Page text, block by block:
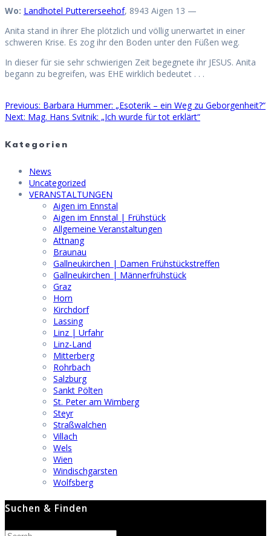
Wo: Landhotel Puttererseehof, 8943 Aigen 13 —
Anita stand in ihrer Ehe plötzlich und völlig unerwartet in einer
schweren Krise. Es zog ihr den Boden unter den Füßen weg.
In dieser für sie sehr schwierigen Zeit begegnete ihr JESUS. Anita
begann zu begreifen, was EHE wirklich bedeutet . . .
Beitragsnavigation
Previous: Previous
post:
Barbara Hummer: „Esoterik – ein Weg zu Geborgenheit?“
Next: Next
Mag. Hans Svitnik: „Ich wurde für tot erklärt“
Kategorien
News
Uncategorized
VERANSTALTUNGEN
Aigen im Ennstal
Aigen im Ennstal | Frühstück
Allgemeine Veranstaltungen
Attnang
Braunau
Gallneukirchen | Damen Frühstückstreffen
Gallneukirchen | Männerfrühstück
Graz
Horn
Kirchdorf
Lassing
Linz | Urfahr
Linz-Land
Mitterberg
Rohrbach
Salzburg
Sankt Pölten
St. Peter am Wimberg
Steyr
Straßwalchen
Villach
Wels
Wien
Windischgarsten
Wolfsberg
Suchen & Finden